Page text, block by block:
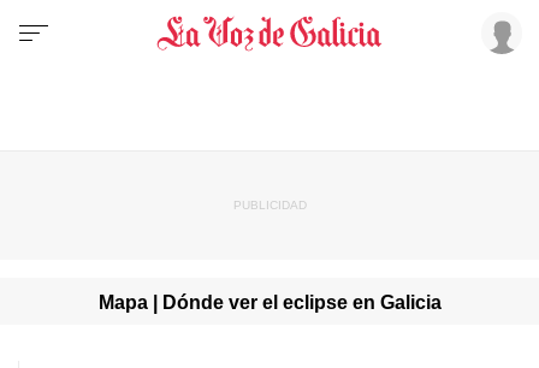
Mapa | Dónde ver el eclipse en Galicia